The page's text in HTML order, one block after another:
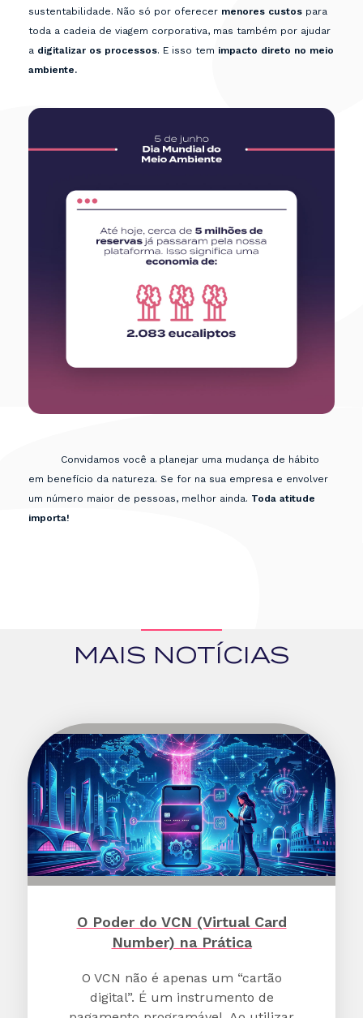
sustentabilidade. Não só por oferecer menores custos para
toda a cadeia de viagem corporativa, mas também por ajudar
a digitalizar os processos. E isso tem impacto direto no meio
ambiente.
Convidamos você a planejar uma mudança de hábito
em benefício da natureza. Se for na sua empresa e envolver
um número maior de pessoas, melhor ainda. Toda atitude
importa!
MAIS NOTÍCIAS
O Poder do VCN (Virtual Card
Number) na Prática
O VCN não é apenas um “cartão
digital”. É um instrumento de